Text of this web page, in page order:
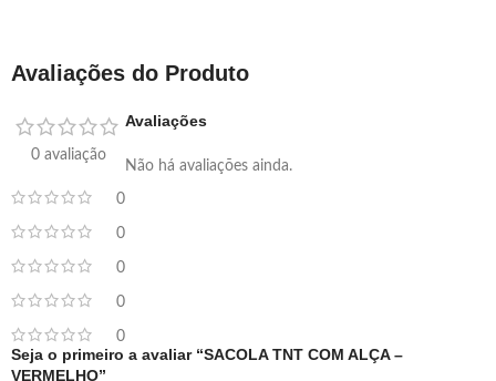
Avaliações do Produto
0 avaliação
0
0
0
0
0
Avaliações
Não há avaliações ainda.
Seja o primeiro a avaliar “SACOLA TNT COM ALÇA –
VERMELHO”